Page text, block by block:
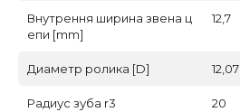
Внутрення ширина звена ц
епи [mm]
12,7
Диаметр ролика [D] 12,07
Радиус зуба r3 20